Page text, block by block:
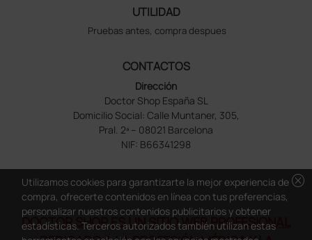
UTILIDAD
Pruebas antes, compra despues
CONTACTOS
Dirección
Doctor Shop España SL
Domicilio Social: Calle Muntaner, 305,
Pral. 2ª – 08021 Barcelona
NIF: B66341298
DOCTOR SHOP ES UN SITIO WEB PROFESIONAL
cancel
Utilizamos cookies para garantizarte la mejor experiencia de
compra, ofrecerte contenidos en línea con tus preferencias,
personalizar nuestros contenidos publicitarios y obtener
estadísticas. Terceros autorizados también utilizan estas